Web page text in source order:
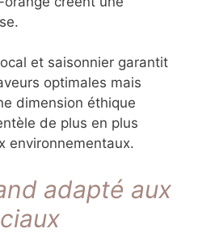
moyennement
profondes et
au chocolat
ou aux épices de
d’épices ou une
orange créent